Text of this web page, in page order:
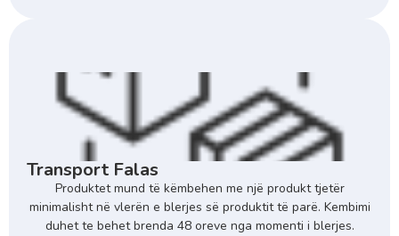
Transport Falas
Produktet mund të këmbehen me një produkt tjetër
minimalisht në vlerën e blerjes së produktit të parë. Kembimi
duhet te behet brenda 48 oreve nga momenti i blerjes.